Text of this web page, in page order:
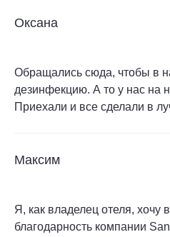
Оксана
Обращались сюда, чтобы в
дезинфекцию. А то у нас на
Приехали и все сделали в
Максим
Я, как владелец отеля, хочу
благодарность компании